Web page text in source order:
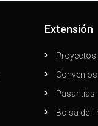
Extensión
Proyectos
Convenios
Pasantías
Bolsa de